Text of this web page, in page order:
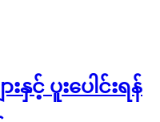
နှင့် ပူးပေါင်းရန်